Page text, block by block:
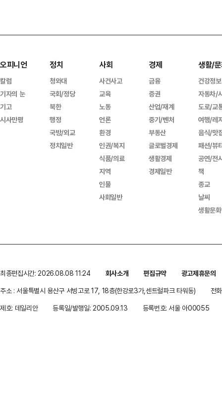
오피니언
칼럼
기자의 눈
기고
시사만평
정치
청와대
국회/정당
북한
행정
국방/외교
정치일반
사회
사건사고
교육
노동
언론
환경
인권/복지
식품/의료
지역
인물
사회일반
경제
금융
증권
산업/재계
중기/벤처
부동산
글로벌경제
생활경제
경제일반
생활/
건강정보
자동차/
도로/교
여행/레
음식/맛
패션/뷰
공연/전
책
종교
날씨
생활문
최종편집시간: 2026.08.08 11:24 회사소개 편집규약
광고제휴문의
주소 : 서울특별시 용산구 서빙고로 17, 18층(한강로3가,센트럴파크 타워동)
전
제호: 데일리안
등록일/발행일: 2005.09.13 등록번호: 서울 아00055